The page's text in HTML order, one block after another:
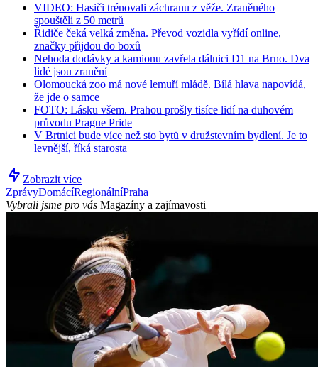
VIDEO: Hasiči trénovali záchranu z věže. Zraněného
spouštěli z 50 metrů
Řidiče čeká velká změna. Převod vozidla vyřídí online,
značky přijdou do boxů
Nehoda dodávky a kamionu zavřela dálnici D1 na Brno. Dva
lidé jsou zranění
Olomoucká zoo má nové lemuří mládě. Bílá hlava napovídá,
že jde o samce
FOTO: Lásku všem. Prahou prošly tisíce lidí na duhovém
průvodu Prague Pride
V Brtnici bude více než sto bytů v družstevním bydlení. Je to
levnější, říká starosta
Zobrazit více
ZprávyDomácíRegionálníPraha
Vybrali jsme pro vás Magazíny a zajímavosti